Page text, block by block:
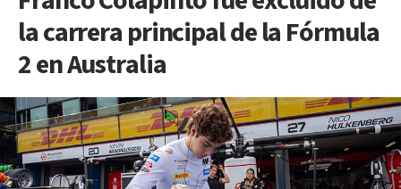
la carrera principal de la Fórmula
2 en Australia